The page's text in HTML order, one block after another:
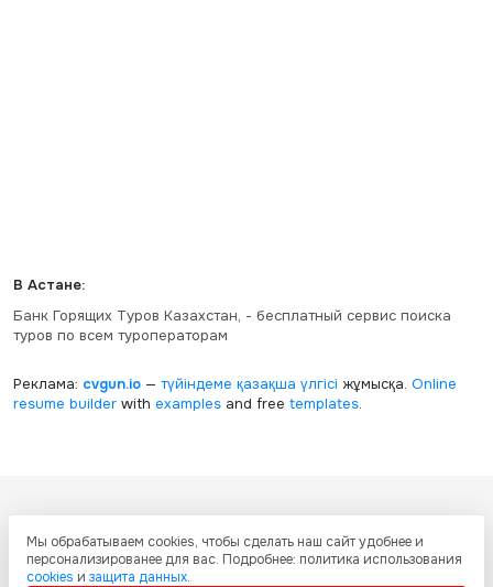
В Астане:
Банк Горящих Туров Казахстан, - бесплатный сервис поиска
туров по всем туроператорам
Реклама: cvgun.io— түйіндеме қазақша үлгісі жұмысқа. Online
resume builderwith examplesand free templates.
графическое содержание, структуру и оформление страниц защищены
международными соглашениями и законодательством Республики
Мы обрабатываем cookies, чтобы сделать наш сайт удобнее и
персонализированее для вас. Подробнее: политика использования
cookies и защита данных.